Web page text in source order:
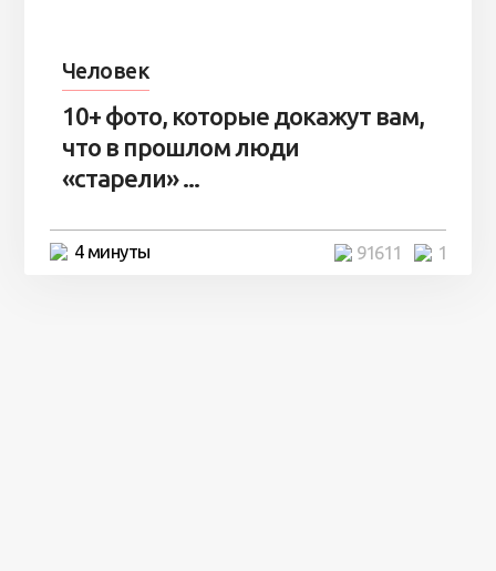
Человек
10+ фото, которые докажут вам,
что в прошлом люди
«старели» ...
4 минуты 1
91611